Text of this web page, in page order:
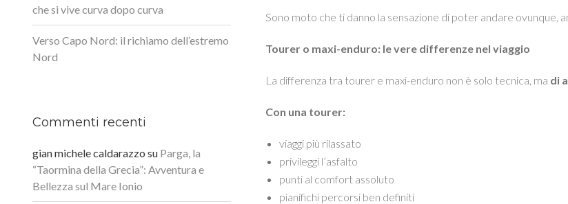
Sono moto che ti danno la sensazione di poter andare ovunque,
Tourer o maxi-enduro: le vere differenze nel viaggio
La differenza tra tourer e maxi-enduro non è solo tecnica, ma di
Con una tourer:
viaggi più rilassato
privileggi l’asfalto
punti al comfort assoluto
pianifichi percorsi ben definiti
che si vive curva dopo curva
Verso Capo Nord: il richiamo dell’estremo
Nord
Commenti recenti
gian michele caldarazzo su Parga, la
“Taormina della Grecia”: Avventura e
Bellezza sul Mare Ionio